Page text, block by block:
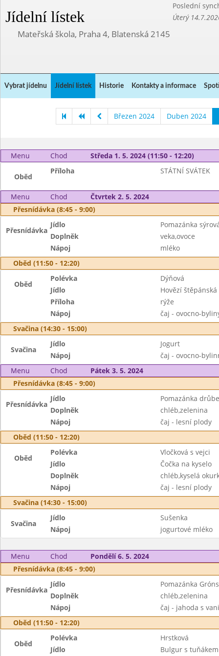
Jídelní lístek
Poslední
Úterý
Mateřská škola, Praha 4, Blatenská 2145
Vybrat jídelnu Jídelní lístek Historie Kontakty a informace
Březen 2024 Duben 2024
Menu Chod Středa 1. 5. 2024 (11:50 - 12:20)
Oběd
Příloha STÁTNÍ SVÁTEK
Menu Chod
Čtvrtek 2. 5. 2024
Přesnídávka (8:45 - 9:00)
Přesnídávka
Jídlo
Pomazánka
Doplněk
veka,ovoce
Nápoj
mléko
Oběd (11:50 - 12:20)
Oběd
Polévka
Dýňová
Jídlo
Hovězí
Příloha
rýže
Nápoj
čaj - ovocno-
Svačina (14:30 - 15:00)
Svačina
Jídlo
Jogurt
Nápoj
čaj - ovocno-
Menu
Chod
Pátek 3. 5. 2024
Přesnídávka (8:45 - 9:00)
Přesnídávka
Jídlo
Pomazánka
Doplněk
chléb,zelenina
Nápoj
čaj - lesní plody
Oběd (11:50 - 12:20)
Oběd
Polévka
Vločková s vejci
Jídlo
Čočka na kyselo
Doplněk
chléb,kyselá
Nápoj
čaj - lesní plody
Svačina (14:30 - 15:00)
Svačina
Jídlo
Sušenka
Nápoj
jogurtové mléko
Menu Chod
Pondělí 6. 5. 2024
Přesnídávka (8:45 - 9:00)
Přesnídávka
Jídlo
Pomazánka
Doplněk
chléb,zelenina
Nápoj
čaj - jahoda s
Oběd (11:50 - 12:20)
Oběd
Polévka
Hrstková
Jídlo
Bulgur s